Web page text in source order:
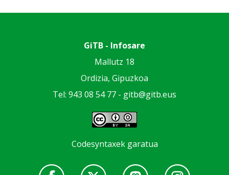
GiTB - Infosare
Mallutz 18
Ordizia, Gipuzkoa
Tel: 943 08 54 77 - gitb@gitb.eus
Codesyntaxek garatua